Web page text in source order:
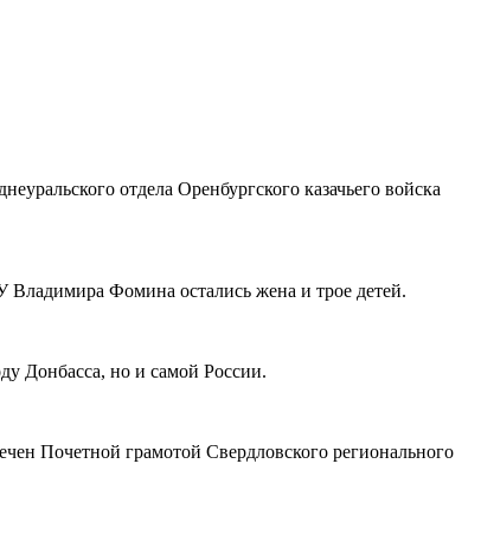
отдела Оренбургского казачьего войска
Владимира Фомина остались жена и трое детей.
Донбасса, но и самой России.
Почетной грамотой Свердловского регионального